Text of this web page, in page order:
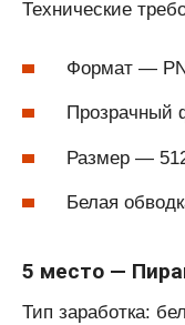
Технические
Формат —
Прозрачный
Размер —
Белая
5 место —
Тип заработка: